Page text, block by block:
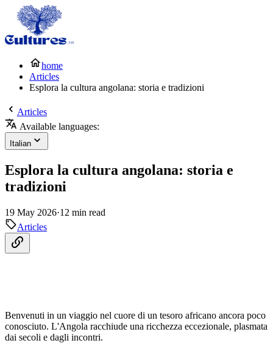
home
Articles
Esplora la cultura angolana: storia e tradizioni
Articles
Available languages:
Italian
Esplora la cultura angolana: storia e
tradizioni
19 May 2026·12 min read
Articles
Benvenuti in un viaggio nel cuore di un tesoro africano ancora poco
conosciuto. L'Angola racchiude una ricchezza eccezionale, plasmata
dai secoli e dagli incontri.